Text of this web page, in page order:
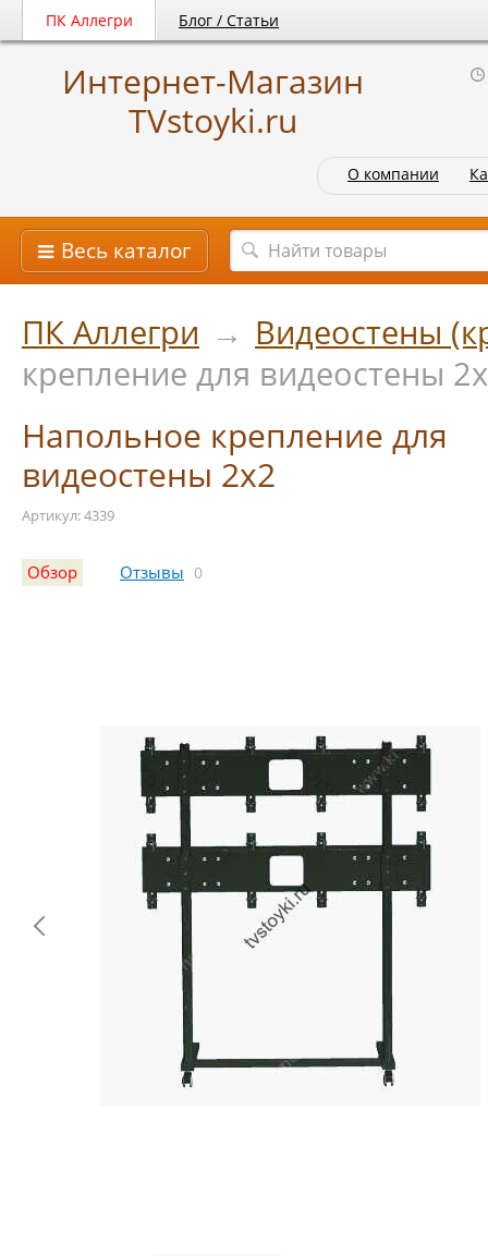
ПК Аллегри Блог / Статьи
Интернет-Магазин
TVstoyki.ru
О компании
Весь каталог
ПК Аллегри → Видеостены
крепление для видеостены
Напольное крепление для
видеостены 2х2
Артикул: 4339
Обзор Отзывы 0